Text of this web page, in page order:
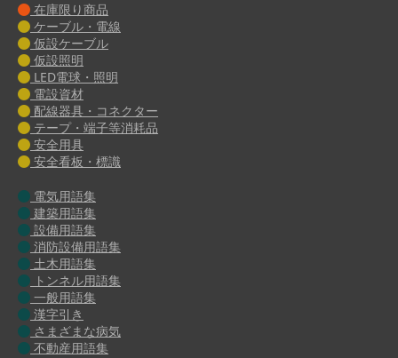
在庫限り商品
ケーブル・電線
仮設ケーブル
仮設照明
LED電球・照明
電設資材
配線器具・コネクター
テープ・端子等消耗品
安全用具
安全看板・標識
電気用語集
建築用語集
設備用語集
消防設備用語集
土木用語集
トンネル用語集
一般用語集
漢字引き
さまざまな病気
不動産用語集